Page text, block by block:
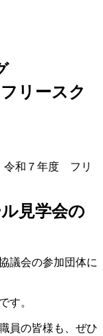
リースク
令和７年度 フリ
見学会の
議会の参加団体に
す。
員の皆様も、ぜひ